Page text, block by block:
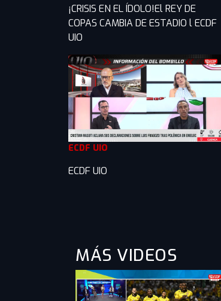
¡CRISIS EN EL ÍDOLO!El REY DE
COPAS CAMBIA DE ESTADIO l ECDF
UIO
ECDF UIO
ECDF UIO
MÁS VIDEOS